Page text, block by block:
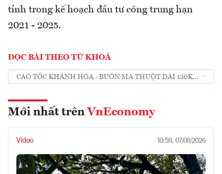
tỉnh trong kế hoạch đầu tư công trung hạn
2021 - 2025.
ĐỌC BÀI THEO TỪ KHOÁ
CAO TỐC KHÁNH HÒA - BUÔN MA THUỘT DÀI 130KM
Mới nhất trên VnEconomy
Video 10:59, 07/08/2026